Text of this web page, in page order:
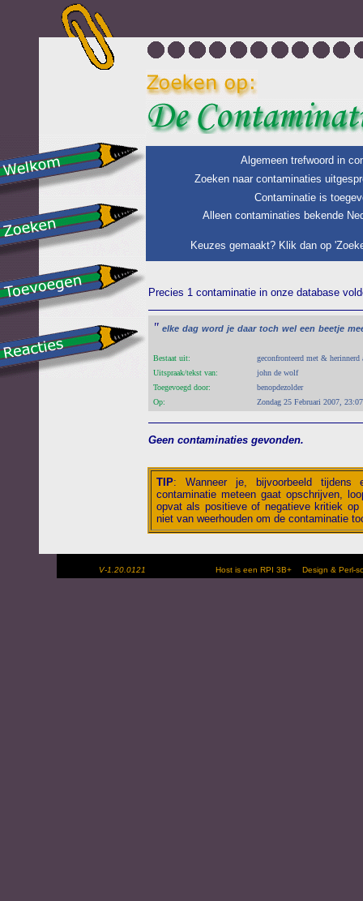
Algemeen trefwoord in
Zoeken naar contaminaties
Contaminatie is
Alleen contaminaties bekende
Keuzes gemaakt? Klik dan op
Precies 1 contaminatie in onze database
" elke dag word je daar toch wel een beetje
Bestaat uit:
geconfronteerd met & herinnerd
Uitspraak/tekst van:
john de wolf
Toegevoegd door:
benopdezolder
Op:
Zondag 25 Februari 2007, 23:07
Geen contaminaties gevonden.
TIP: Wanneer je, bijvoorbeeld tijdens
contaminatie meteen gaat opschrijven,
opvat als positieve of negatieve kritiek
niet van weerhouden om de contaminatie
V-1.20.0121 Host is een RPI 3B+ Design &